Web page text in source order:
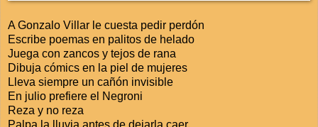
A Gonzalo Villar le cuesta pedir perdón
Escribe poemas en palitos de helado
Juega con zancos y tejos de rana
Dibuja cómics en la piel de mujeres
Lleva siempre un cañón invisible
En julio prefiere el Negroni
Reza y no reza
Palpa la lluvia antes de dejarla caer.